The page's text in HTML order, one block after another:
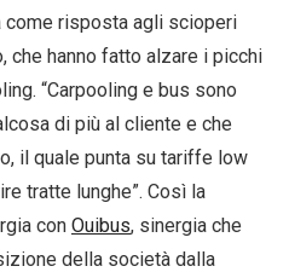
come risposta agli scioperi
che hanno fatto alzare i picchi
“Carpooling e bus sono
di più al cliente e che
il quale punta su tariffe low
tratte lunghe”. Così la
con Ouibus, sinergia che
della società dalla